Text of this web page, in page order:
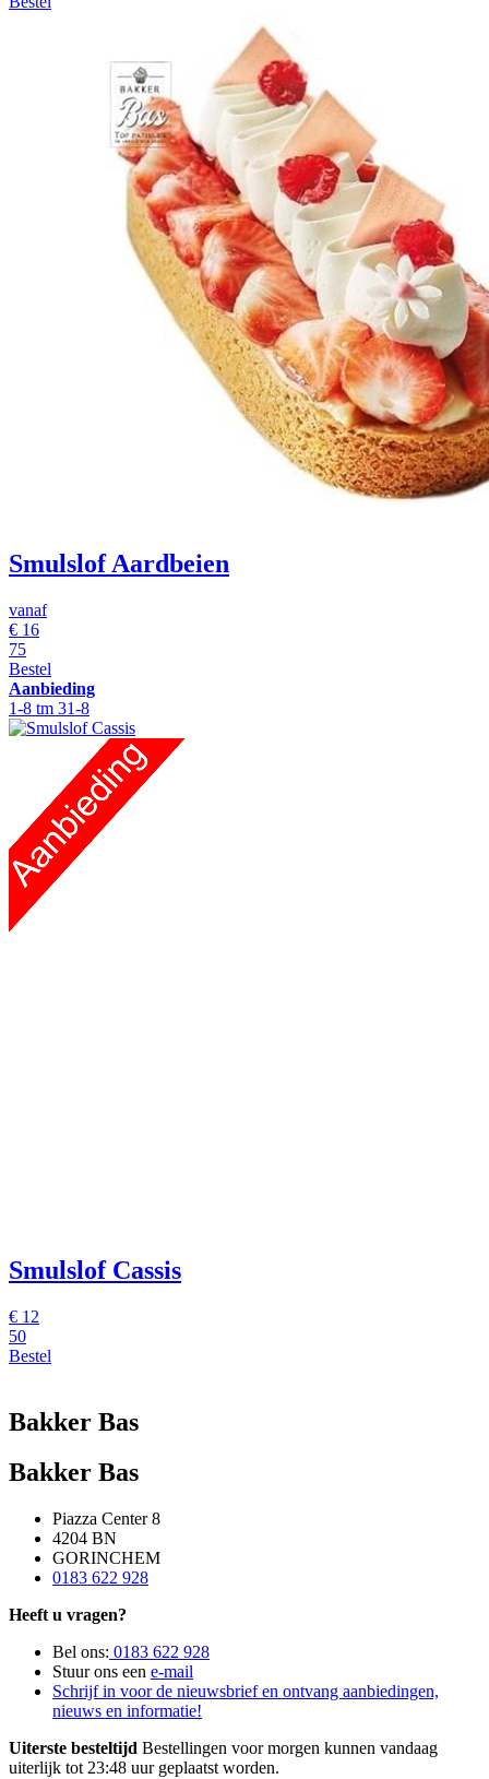
Smulslof Aardbeien
vanaf
€ 16
75
Bestel
Aanbieding
1-8 tm 31-8
Smulslof Cassis
€ 12
50
Bestel
Bakker Bas
Bakker Bas
Piazza Center 8
4204 BN
GORINCHEM
0183 622 928
Heeft u vragen?
Bel ons: 0183 622 928
Stuur ons een e-mail
Schrijf in voor de nieuwsbrief en ontvang aanbiedingen,
nieuws en informatie!
Uiterste besteltijd Bestellingen voor morgen kunnen vandaag
uiterlijk tot 23:48 uur geplaatst worden.